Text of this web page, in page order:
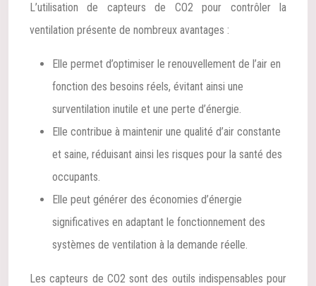
L’utilisation de capteurs de CO2 pour contrôler la
ventilation présente de nombreux avantages :
Elle permet d’optimiser le renouvellement de l’air en
fonction des besoins réels, évitant ainsi une
surventilation inutile et une perte d’énergie.
Elle contribue à maintenir une qualité d’air constante
et saine, réduisant ainsi les risques pour la santé des
occupants.
Elle peut générer des économies d’énergie
significatives en adaptant le fonctionnement des
systèmes de ventilation à la demande réelle.
Les capteurs de CO2 sont des outils indispensables pour